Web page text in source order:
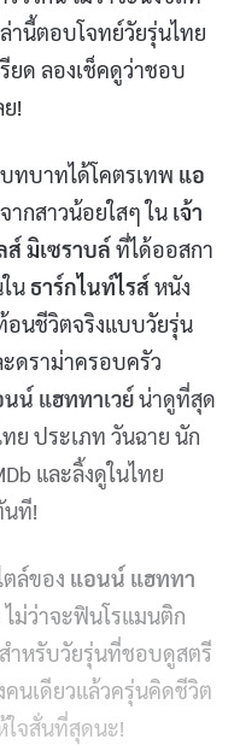
านี้ตอบโจทย์วัยรุ่นไทย
ยด ลองเช็คดูว่าชอบ
!
ทบาทได้โคตรเทพ แอ
กสาวน้อยใสๆ ใน เจ้า
ส์ มิเซราบล์ ที่ได้ออสกา
น ธาร์กไนท์ไรส์ หนัง
อนชีวิตจริงแบบวัยรุ่น
ดราม่าครอบครัว
น์ แฮททาเวย์น่าดูที่สุด
ย ประเภท วันฉาย นัก
และลิ้งดูในไทย
นที!
ล์ของ แอนน์ แฮททา
ไม่ว่าจะฟินโรแมนติก
ำหรับวัยรุ่นที่ชอบดูสตรี
นเดียวแล้วครุ่นคิดชีวิต
ใจสั่นที่สุดนะ!